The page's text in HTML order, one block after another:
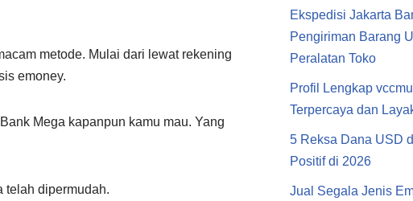
metode. Mulai dari lewat rekening
emoney.
Mega kapanpun kamu mau. Yang
telah dipermudah.
Ekspedisi Jakarta
Pengiriman Barang
Peralatan Toko
Profil Lengkap
Terpercaya dan
5 Reksa Dana USD
Positif di 2026
Jual Segala Jenis